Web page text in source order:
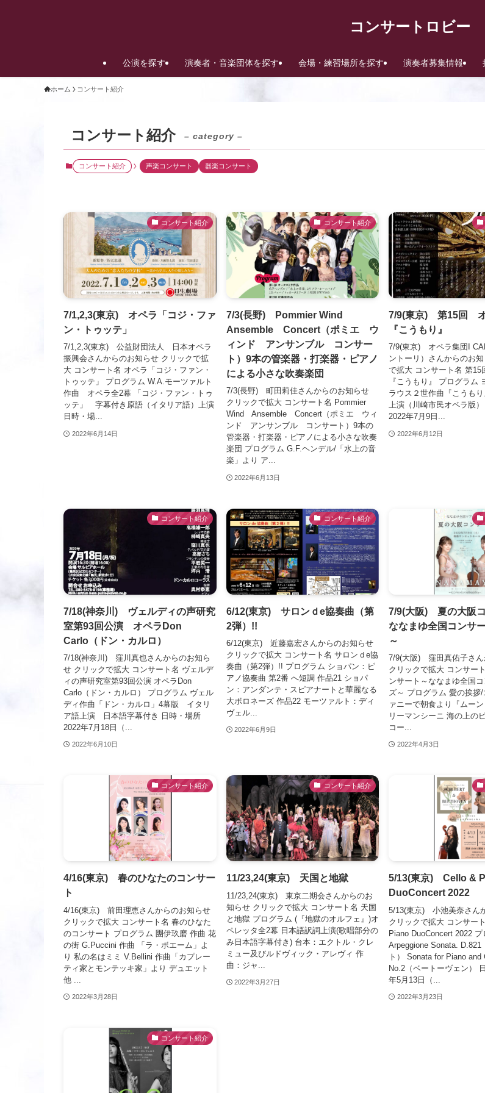
コンサートロビー
公演を探す 演奏者・音楽団体を探す 会場・練習場所を探す 演奏者募集情報
ホーム コンサート紹介
コンサート紹介 – category –
コンサート紹介 声楽コンサート 器楽コンサート
コンサート紹介
7/1,2,3(東京) オペラ「コジ・ファ
ン・トゥッテ」
7/1,2,3(東京) 公益財団法人 日本オペラ
振興会さんからのお知らせ クリックで拡
大 コンサート名 オペラ「コジ・ファン・
トゥッテ」 プログラム W.A.モーツァルト
作曲 オペラ全2幕 「コジ・ファン・トゥ
ッテ」 字幕付き原語（イタリア語）上演
日時・場...
2022年6月14日
コンサート紹介
7/3(長野) Pommier Wind
Ansemble Concert（ポミエ ウ
ィンド アンサンブル コンサー
ト）9本の管楽器・打楽器・ピアノ
による小さな吹奏楽団
7/3(長野) 町田莉佳さんからのお知らせ
クリックで拡大 コンサート名 Pommier
Wind Ansemble Concert（ポミエ ウィ
ンド アンサンブル コンサート）9本の
管楽器・打楽器・ピアノによる小さな吹奏
楽団 プログラム G.F.ヘンデル/「水上の音
楽」より ア...
2022年6月13日
7/9(東京) 第15回 オ
『こうもり』
7/9(東京) オペラ集団I
ントーリ）さんからのお
で拡大 コンサート名 第
『こうもり』 プログラム
ラウス２世作曲『こうも
上演（川崎市民オペラ版
2022年7月9日...
2022年6月12日
コンサート紹介
7/18(神奈川) ヴェルディの声研究
室第93回公演 オペラDon
Carlo（ドン・カルロ）
7/18(神奈川) 窪川真也さんからのお知ら
せ クリックで拡大 コンサート名 ヴェルデ
ィの声研究室第93回公演 オペラDon
Carlo（ドン・カルロ） プログラム ヴェル
ディ作曲「ドン・カルロ」4幕版 イタリ
ア語上演 日本語字幕付き 日時・場所
2022年7月18日（...
2022年6月10日
コンサート紹介
6/12(東京) サロンｄe協奏曲（第
2弾）!!
6/12(東京) 近藤嘉宏さんからのお知らせ
クリックで拡大 コンサート名 サロンｄe協
奏曲（第2弾）!! プログラム ショパン：ピ
アノ協奏曲 第2番 へ短調 作品21 ショパ
ン：アンダンテ・スピアナートと華麗なる
大ボロネーズ 作品22 モーツァルト：ディ
ヴェル...
2022年6月9日
7/9(大阪) 夏の大阪
ななまゆ全国コンサ
～
7/9(大阪) 窪田真佑子さん
クリックで拡大 コンサー
ンサート～ななまゆ全国
ズ～ プログラム 愛の挨拶
ァニーで朝食より『ムー
リーマンシーニ 海の上の
コー...
2022年4月3日
コンサート紹介
4/16(東京) 春のひなたのコンサー
ト
4/16(東京) 前田理恵さんからのお知らせ
クリックで拡大 コンサート名 春のひなた
のコンサート プログラム 團伊玖磨 作曲 花
の街 G.Puccini 作曲 「ラ・ボエーム」よ
り 私の名はミミ V.Bellini 作曲「カプレー
ティ家とモンテッキ家」より デュエット
他 ...
2022年3月28日
コンサート紹介
11/23,24(東京) 天国と地獄
11/23,24(東京) 東京二期会さんからのお
知らせ クリックで拡大 コンサート名 天国
と地獄 プログラム (『地獄のオルフェ』)オ
ペレッタ全2幕 日本語訳詞上演(歌唱部分の
み日本語字幕付き) 台本：エクトル・クレ
ミュー及びルドヴィック・アレヴィ 作
曲：ジャ...
2022年3月27日
5/13(東京) Cello &
DuoConcert 2022
5/13(東京) 小池美奈さん
クリックで拡大 コンサー
Piano DuoConcert 2022 プ
Arpeggione Sonata. D.821
ト） Sonata for Piano and
No.2（ベートーヴェン）
年5月13日（...
2022年3月23日
コンサート紹介